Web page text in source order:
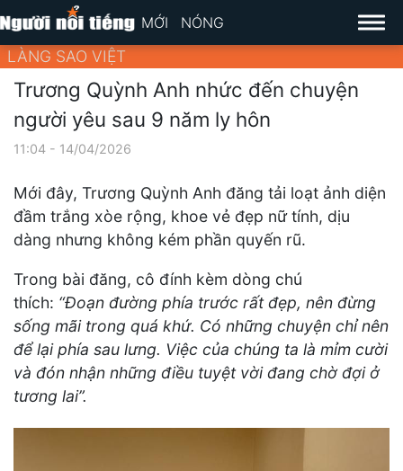
MỚI NÓNG
LÀNG SAO VIỆT
Trương Quỳnh Anh nhức đến chuyện
người yêu sau 9 năm ly hôn
11:04 - 14/04/2026
Mới đây, Trương Quỳnh Anh đăng tải loạt ảnh diện
đầm trắng xòe rộng, khoe vẻ đẹp nữ tính, dịu
dàng nhưng không kém phần quyến rũ.
Trong bài đăng, cô đính kèm dòng chú
thích: “Đoạn đường phía trước rất đẹp, nên đừng
sống mãi trong quá khứ. Có những chuyện chỉ nên
để lại phía sau lưng. Việc của chúng ta là mỉm cười
và đón nhận những điều tuyệt vời đang chờ đợi ở
tương lai”.